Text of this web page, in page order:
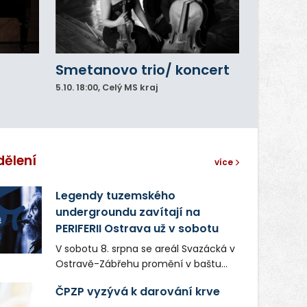
Smetanovo trio/ koncert
5.10. 18:00, Celý MS kraj
více
Legendy tuzemského
undergroundu zavítají na
PERIFERII Ostrava už v sobotu
V sobotu 8. srpna se areál Svazácká v
Ostravě-Zábřehu promění v baštu
hudby. Uskuteční se zde totiž první
ČPZP vyzývá k darování krve